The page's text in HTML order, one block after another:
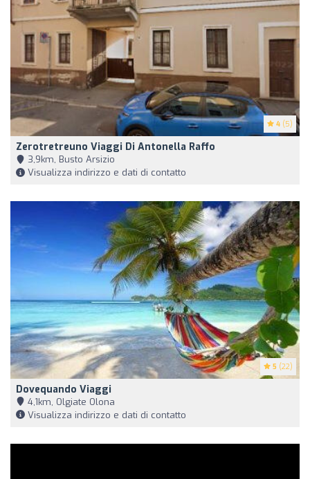
4 (5)
Zerotretreuno Viaggi Di Antonella Raffo
3,9km, Busto Arsizio
Visualizza indirizzo e dati di contatto
5 (22)
Dovequando Viaggi
4,1km, Olgiate Olona
Visualizza indirizzo e dati di contatto